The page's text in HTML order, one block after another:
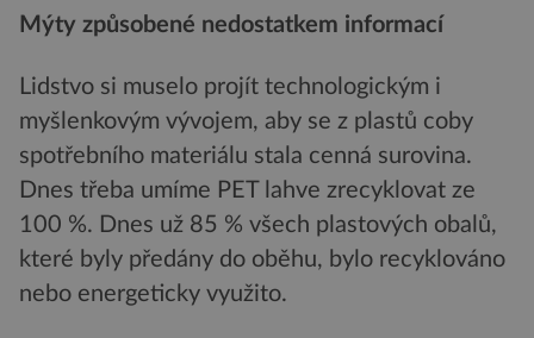
Mýty způsobené nedostatkem informací
Lidstvo si muselo projít technologickým i
myšlenkovým vývojem, aby se z plastů coby
spotřebního materiálu stala cenná surovina.
Dnes třeba umíme PET lahve zrecyklovat ze
100 %. Dnes už 85 % všech plastových obalů,
které byly předány do oběhu, bylo recyklováno
nebo energeticky využito.